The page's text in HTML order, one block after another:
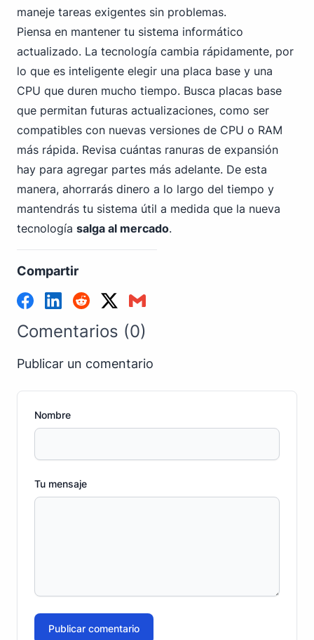
maneje tareas exigentes sin problemas.
Piensa en mantener tu sistema informático
actualizado. La tecnología cambia rápidamente, por
lo que es inteligente elegir una placa base y una
CPU que duren mucho tiempo. Busca placas base
que permitan futuras actualizaciones, como ser
compatibles con nuevas versiones de CPU o RAM
más rápida. Revisa cuántas ranuras de expansión
hay para agregar partes más adelante. De esta
manera, ahorrarás dinero a lo largo del tiempo y
mantendrás tu sistema útil a medida que la nueva
tecnología salga al mercado.
Compartir
Comentarios (0)
Publicar un comentario
Nombre
Tu mensaje
Publicar comentario